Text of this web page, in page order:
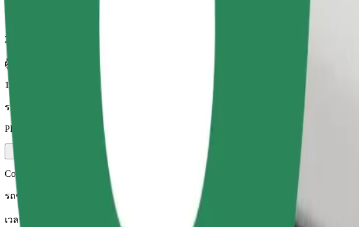
ระยะทางโดยประมาณ
2.3 กม.
ผู้โดยสาร
1-4
ราคาโดยประมาณ
PLN 12.20
Comfort
รถขนาดใหญ่ นั่งสบาย มีพื้นที่เก็บของมากขึ้น
เวลาเดินทางโดยประมาณ